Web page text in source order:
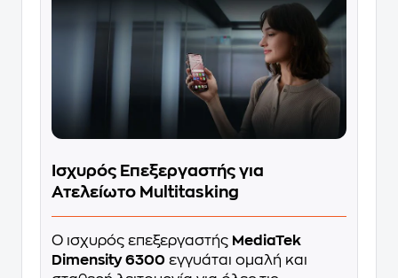
Ισχυρός Επεξεργαστής για
Ατελείωτο Multitasking
Ο ισχυρός επεξεργαστής MediaTek
Dimensity 6300 εγγυάται ομαλή και